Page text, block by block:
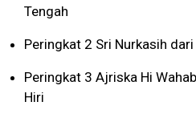
Tengah
Peringkat 2 Sri Nurkasih
Peringkat 3 Ajriska Hi
Hiri